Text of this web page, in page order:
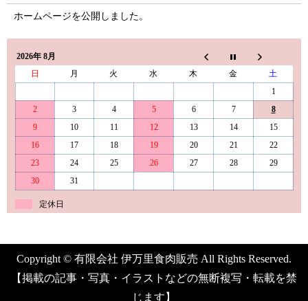
ホームページを公開しました。
2026年 8月
日
月 火 水 木 金
土
1
2
3 4 5 6 7
8
9
10 11 12 13 14
15
16
17 18 19 20 21
22
23
24 25 26 27 28
29
30
31
定休日
Copyright © 有限会社 伊万里食肉販売 All Rights Reserved.
【掲載の記事・写真・イラストなどの無断複写・転載を禁
じます】